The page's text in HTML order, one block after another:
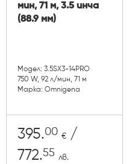
мин, 71 м, 3.5 инча
(88.9 мм)
Модел: 3.5SX3-14PRO
750 W, 92 л/мин, 71 м
Марка: Omnigena
395.00 € /
772.55 лв.